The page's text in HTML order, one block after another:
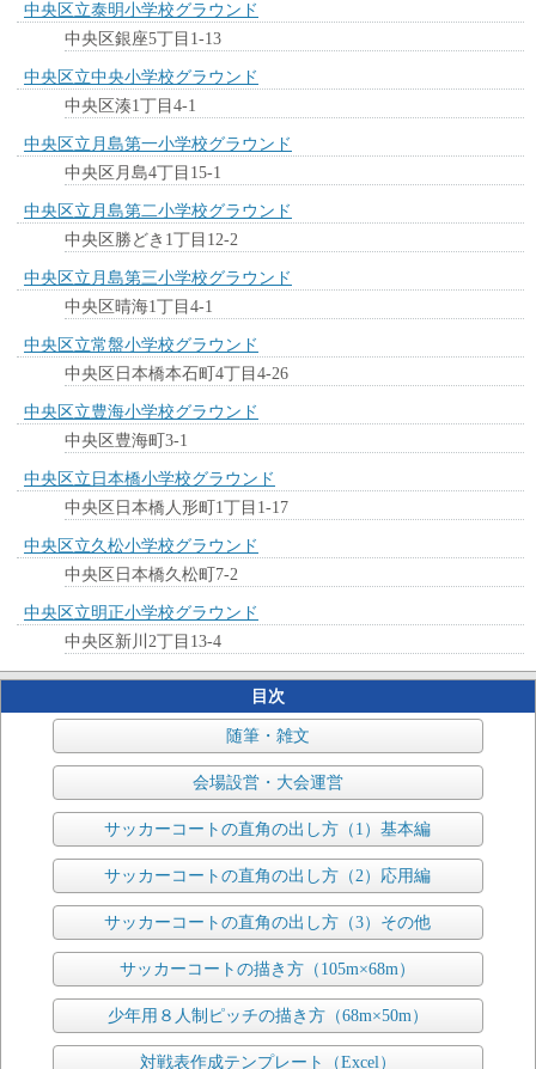
中央区立泰明小学校グラウンド
中央区銀座5丁目1-13
中央区立中央小学校グラウンド
中央区湊1丁目4-1
中央区立月島第一小学校グラウンド
中央区月島4丁目15-1
中央区立月島第二小学校グラウンド
中央区勝どき1丁目12-2
中央区立月島第三小学校グラウンド
中央区晴海1丁目4-1
中央区立常盤小学校グラウンド
中央区日本橋本石町4丁目4-26
中央区立豊海小学校グラウンド
中央区豊海町3-1
中央区立日本橋小学校グラウンド
中央区日本橋人形町1丁目1-17
中央区立久松小学校グラウンド
中央区日本橋久松町7-2
中央区立明正小学校グラウンド
中央区新川2丁目13-4
目次
随筆・雑文
会場設営・大会運営
サッカーコートの直角の出し方（1）基本編
サッカーコートの直角の出し方（2）応用編
サッカーコートの直角の出し方（3）その他
サッカーコートの描き方（105m×68m）
少年用８人制ピッチの描き方（68m×50m）
対戦表作成テンプレート（Excel）